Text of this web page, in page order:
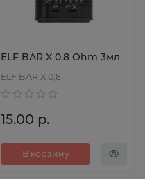
ELF BAR X 0,8 Ohm 3мл
ELF BAR X 0,8
15.00 р.
В корзину